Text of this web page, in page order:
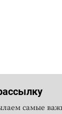
самые